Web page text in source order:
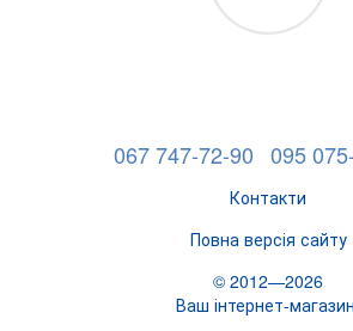
067 747-72-90 095
Контакти
Повна версія сайту
© 2012—2026
Ваш інтернет-